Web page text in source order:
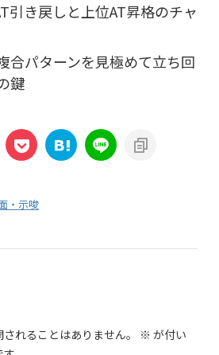
引き戻しと上位AT昇格のチャ
合パターンを見極めて立ち回
鍵
・示唆
れることはありません。 ※ が付い